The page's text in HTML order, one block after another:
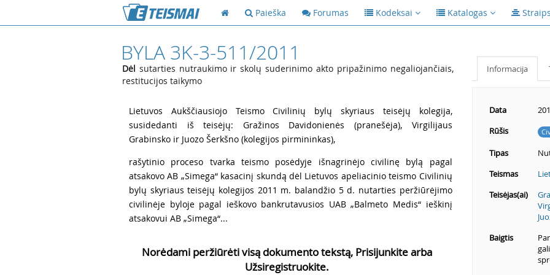
Paieška Forumas Kodeksai Katalogas
BYLA 3K-3-511/2011
Dėl sutarties nutraukimo ir skolų suderinimo akto pripažinimo negaliojančiais,
restitucijos taikymo
Lietuvos Aukščiausiojo Teismo Civilinių bylų skyriaus teisėjų kolegija,
susidedanti iš teisėjų: Gražinos Davidonienės (pranešėja), Virgilijaus
Grabinsko ir Juozo Šerkšno (kolegijos pirmininkas),
rašytinio proceso tvarka teismo posėdyje išnagrinėjo civilinę bylą pagal
atsakovo AB „Simega“ kasacinį skundą dėl Lietuvos apeliacinio teismo Civilinių
bylų skyriaus teisėjų kolegijos 2011 m. balandžio 5 d. nutarties peržiūrėjimo
civilinėje byloje pagal ieškovo bankrutavusios UAB „Balmeto Medis“ ieškinį
atsakovui AB „Simega“...
Norėdami peržiūrėti visą dokumento tekstą, Prisijunkite arba
Užsiregistruokite.
Informacija
Data
Rūšis
Tipas
Teismas
Teisėjas(ai)
Baigtis